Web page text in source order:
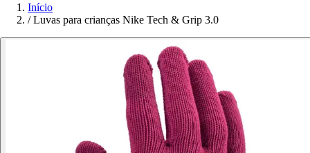
Início
/ Luvas para crianças Nike Tech & Grip 3.0